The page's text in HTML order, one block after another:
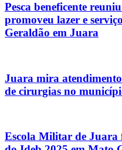
Pesca beneficente
promoveu lazer e
Geraldão em Juara
Juara mira
de cirurgias no
Escola Militar de Juara